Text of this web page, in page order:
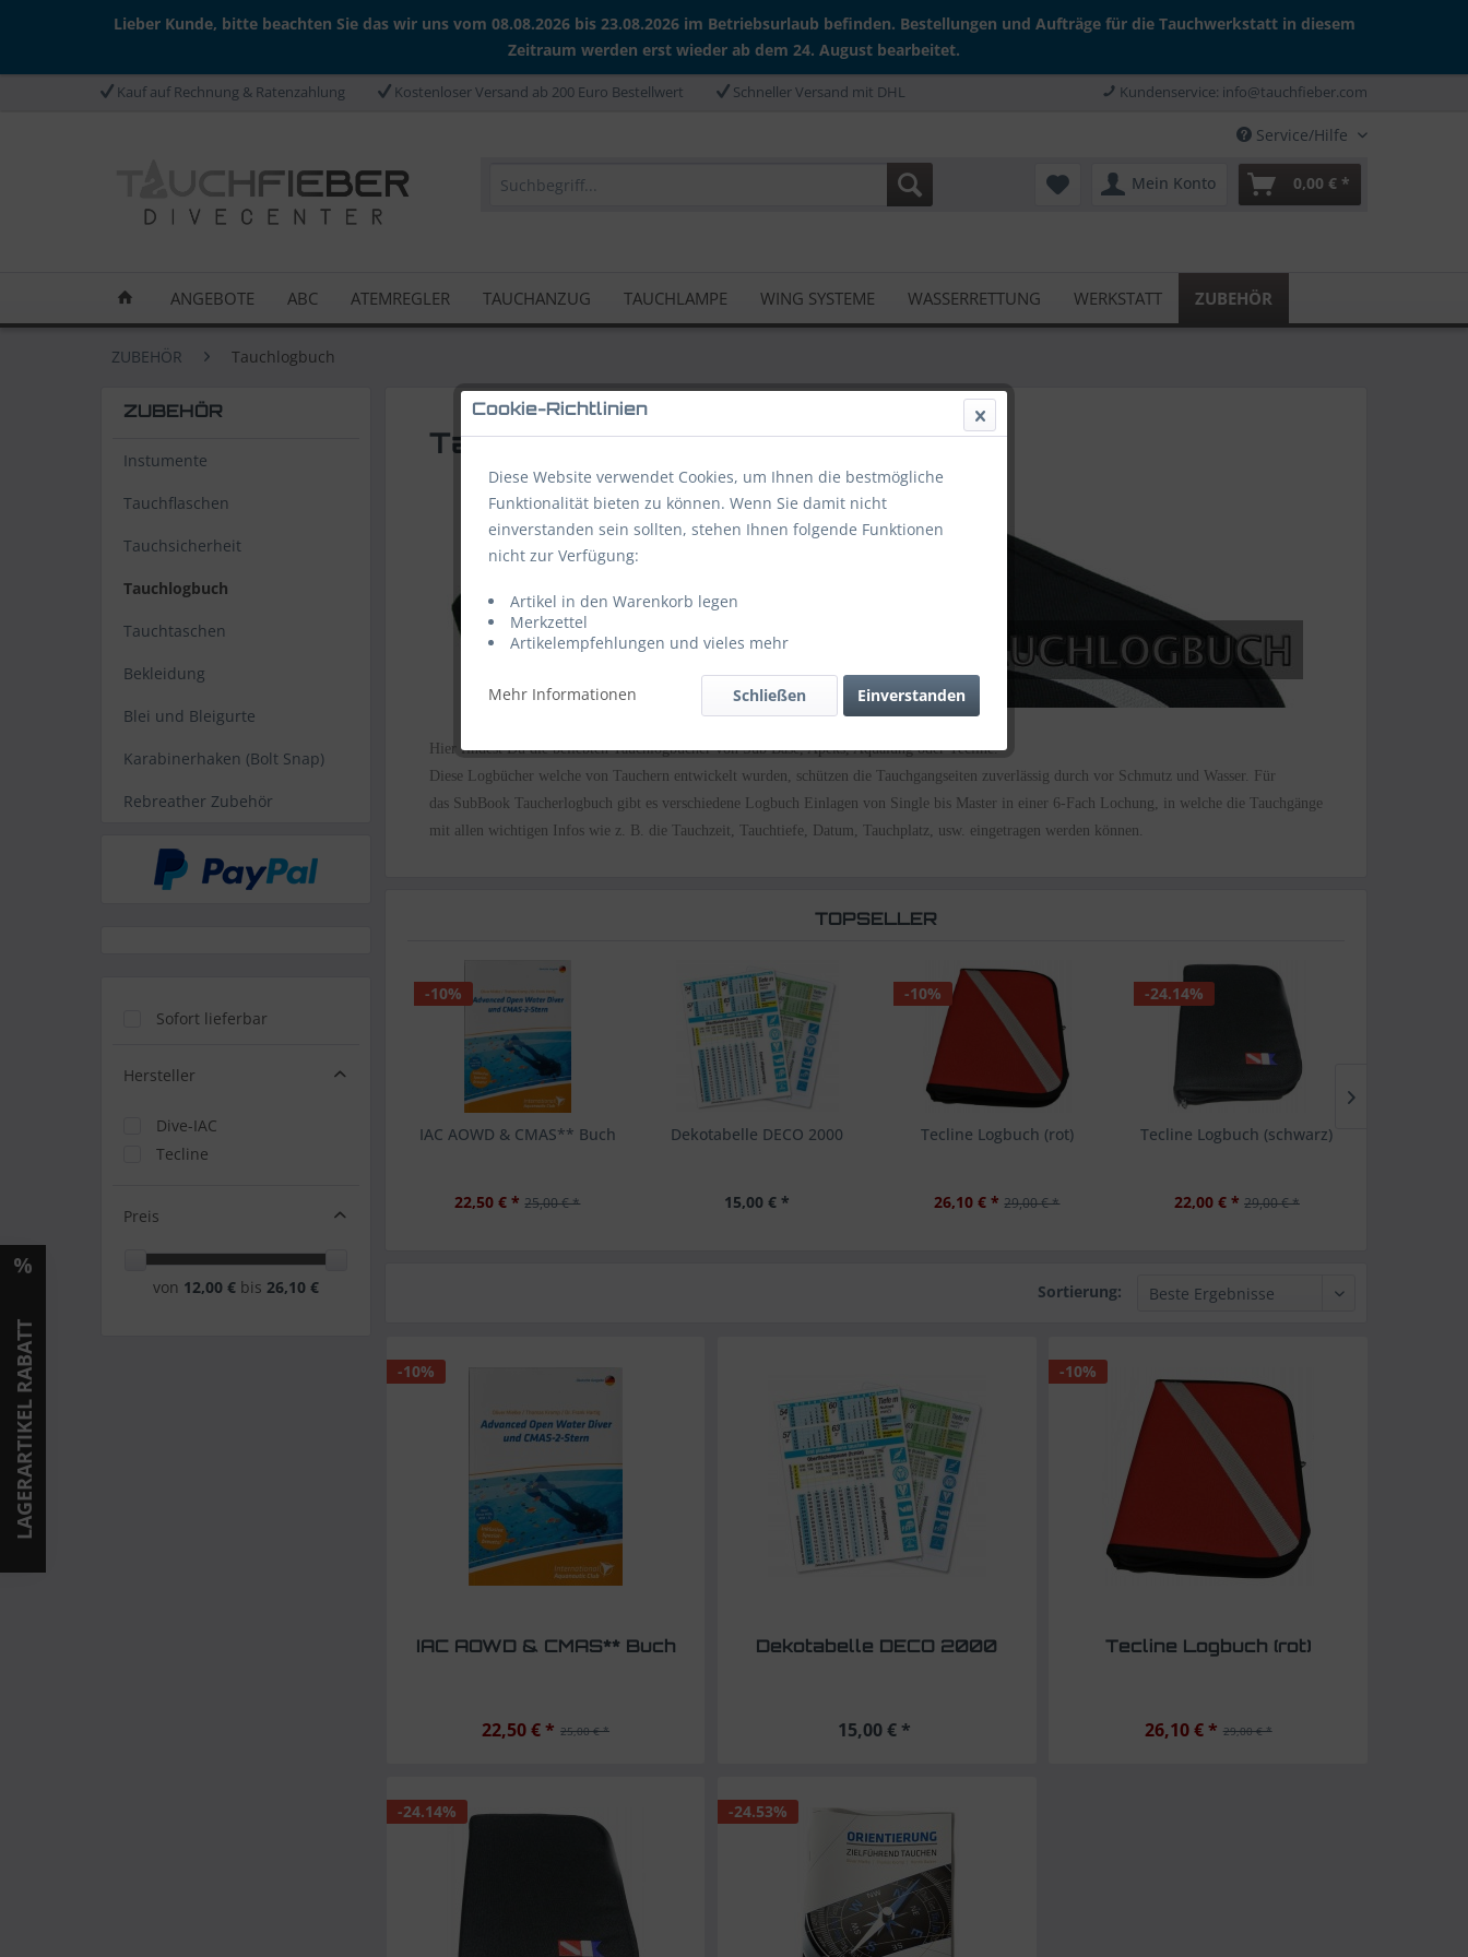
Lieber Kunde, bitte beachten Sie das wir uns vom 08.08.2026 bis 23.08.2026 im Betriebsurlaub befinden. Bestellungen und Aufträge für die Tauchwerkstatt in diesem
Zeitraum werden erst wieder ab dem 24. August bearbeitet.
Kauf auf Rechnung & Ratenzahlung Kostenloser Versand ab 200 Euro Bestellwert Schneller Versand mit DHL Kundenservice: info@tauchfieber.com
Service/Hilfe
Mein Konto 0,00 € *
ANGEBOTE ABC ATEMREGLER TAUCHANZUG TAUCHLAMPE WING SYSTEME WASSERRETTUNG WERKSTATT ZUBEHÖR
ZUBEHÖR Tauchlogbuch
ZUBEHÖR
Instumente
Tauchflaschen
Tauchsicherheit
Tauchlogbuch
Tauchtaschen
Bekleidung
Blei und Bleigurte
Karabinerhaken (Bolt Snap)
Rebreather Zubehör
Sofort lieferbar
Hersteller
Dive-IAC
Tecline
Preis
von 12,00 € bis 26,10 €
Tauchlogbuch
Hier findest Du die beliebten Tauchlogbücher vonSubBase, Apeks, Aqualung oder Tecline.
Diese Logbücher welche von Tauchern entwickelt wurden, schützen die Tauchgangseiten zuverlässig durch vor Schmutz und Wasser. Für
das Sub Book Taucherlogbuch gibt es verschiedene Logbuch Einlagen von Single bis Master in einer 6-Fach Lochung, in welche die Tauchgänge
mit allen wichtigen
Infos wie z. B. die Tauchzeit, Tauchtiefe, Datum, Tauchplatz, usw. eingetragen werden können.
TOPSELLER
-10%
IAC AOWD & CMAS** Buch
22,50 € * 25,00 € *
Dekotabelle DECO 2000
15,00 € *
-10%
Tecline Logbuch (rot)
26,10 € * 29,00 € *
-24.14%
Tecline Logbuch (schwarz)
22,00 € * 29,00 € *
Sortierung:
-10%
IAC AOWD & CMAS** Buch
25,00 € *
22,50 € *
Dekotabelle DECO 2000
15,00 € *
-10%
Tecline Logbuch (rot)
29,00 € *
26,10 € *
-24.14% -24.53%
LAGERARTIKEL RABATT
Cookie-Richtlinien
Diese Website verwendet Cookies, um Ihnen die bestmögliche
Funktionalität bieten zu können. Wenn Sie damit nicht
einverstanden sein sollten, stehen Ihnen folgende Funktionen
nicht zur Verfügung:
Artikel in den Warenkorb legen
Merkzettel
Artikelempfehlungen und vieles mehr
Mehr Informationen Einverstanden
Schließen